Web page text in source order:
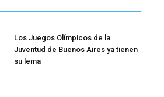
Los Juegos Olímpicos de la
Juventud de Buenos Aires ya tienen
su lema